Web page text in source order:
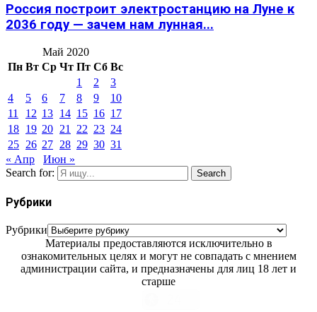
Россия построит электростанцию на Луне к
2036 году — зачем нам лунная...
Май 2020
Пн Вт Ср Чт Пт Сб Вс
1
2
3
4
5 6 7 8 9
10
11
12 13 14 15 16 17
18 19 20 21 22 23 24
25 26 27 28 29 30 31
« Апр
Июн »
Search for:
Search
Рубрики
Рубрики
Материалы предоставляются исключительно в
ознакомительных целях и могут не совпадать с мнением
администрации сайта, и предназначены для лиц 18 лет и
старше